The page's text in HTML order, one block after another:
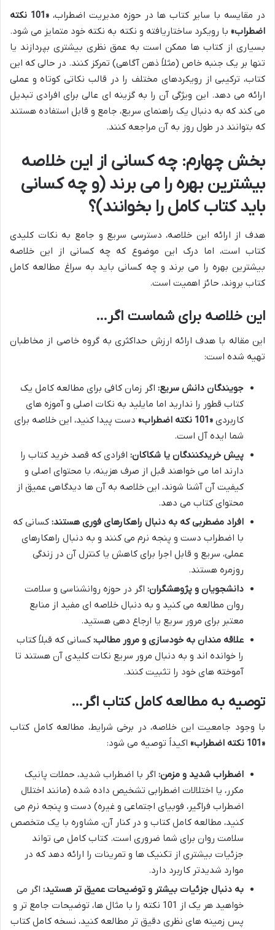
در مقایسه با سایر کتاب ها در حوزه مدیریت اضطراب،
«101 نکته
اضطراب» با رویکرد ساختاریافته و نکته به نکته خود متمایز می شود.
بسیاری از کتاب ها ممکن است به عمق نظری بیشتری بپردازند یا
تنها بر یک جنبه خاص (مثلاً ذهن آگاهی) تمرکز کنند. در حالی که این
کتاب، ترکیبی از رویکردهای مختلف را در قالب نکاتی کوتاه و عملی
ارائه می دهد. این ویژگی آن را به گزینه ای عالی برای افرادی تبدیل
می کند که به دنبال یک راهنمای سریع، جامع و قابل استفاده هستند
که بتوانند در طول روز به آن مراجعه کنند.
بخش چهارم: چه کسانی از این خلاصه
بیشترین بهره را می برند (و چه کسانی
باید کتاب کامل را بخوانند)؟
هدف از ارائه این خلاصه، دسترسی سریع و جامع به نکات کلیدی
کتاب است، اما درک این موضوع که چه کسانی از این خلاصه
بیشترین بهره را می برند و چه کسانی باید به سراغ مطالعه کامل
کتاب بروند، حائز اهمیت است.
این خلاصه برای شماست اگر…
این مقاله با هدف ارائه ارزش حداکثری به گروه خاصی از مخاطبان
تهیه شده است:
جویندگان دانش سریع: اگر زمان کافی برای مطالعه کامل یک
کتاب قطور را ندارید اما مایلید به نکات اصلی و آموزه های
کاربردی «101 نکته اضطراب»
دست پیدا کنید، این خلاصه برای
شما ایده آل است.
پیش خریدکنندگان یا شکاکان: افرادی که قصد خرید کتاب را
دارند اما می خواهند قبل از صرف هزینه، با محتوای اصلی و
کیفیت آن آشنا شوند، این خلاصه به آن ها دیدگاهی عمیق از
محتوای کتاب می دهد.
افراد مضطربی که به دنبال راهکارهای فوری هستند: کسانی که
با اضطراب دست و پنجه نرم می کنند و به دنبال راهکارهای
عملی، سریع و قابل اجرا برای کاهش یا کنترل آن در زندگی
روزمره هستند.
دانشجویان و پژوهشگران: اگر در حوزه روانشناسی و سلامت
روان مطالعه می کنید و به دنبال خلاصه ای مفید از منابع
معتبر برای مرور سریع یا ارجاع دهی هستید.
علاقه مندان به خودسازی و مرور مطالب: کسانی که قبلاً کتاب
را خوانده اند و به دنبال مرور سریع نکات کلیدی آن هستند تا
آموخته های خود را تثبیت کنند.
توصیه به مطالعه کامل کتاب اگر…
با وجود جامعیت این خلاصه، در برخی شرایط، مطالعه کامل کتاب
«101 نکته اضطراب»
اکیداً توصیه می شود:
اضطراب شدید و مزمن: اگر با اضطراب شدید، حملات پانیک
مکرر، یا اختلالات اضطرابی تشخیص داده شده (مانند اختلال
اضطراب فراگیر، فوبیای اجتماعی و غیره) دست و پنجه نرم می
کنید، مطالعه کامل کتاب و در کنار آن، مشاوره با یک متخصص
سلامت روان برای شما ضروری است. کتاب کامل می تواند
جزئیات بیشتری از تکنیک ها و تمرینات را ارائه دهد که در
موارد شدیدتر کاربرد دارد.
به دنبال جزئیات بیشتر و توضیحات عمیق تر هستید: اگر می
خواهید هر یک از 101 نکته را با مثال ها، توضیحات جامع تر و
پس زمینه های نظری دقیق تر مطالعه کنید، نسخه کامل کتاب